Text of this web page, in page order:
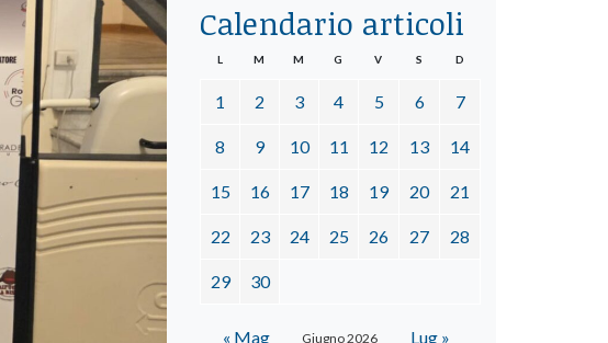
Calendario articoli
Giugno 2026
L M M G V S D
1 2 3 4 5 6 7
8 9 10 11 12 13 14
15 16 17 18 19 20 21
22 23 24 25 26 27 28
29 30
« Mag Lug »